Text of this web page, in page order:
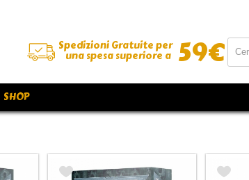
Spedizioni Gratuite per
una spesa superiore a 59€
SHOP